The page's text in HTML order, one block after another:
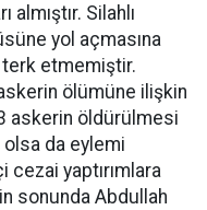
Silahlı
yol açmasına
etmemiştir.
ölümüne ilişkin
askerin öldürülmesi
olsa da eylemi
cezai yaptırımlara
sonunda Abdullah